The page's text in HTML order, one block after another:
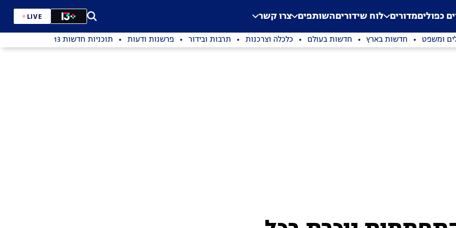
Application error: a
. כפוליםמדורים לוח שידוריםהשותפים צרו קשר LIVE
ומשפט חדשות בארץ חדשות בעולם כלכלה וצרכנות תרבות ובידור פרשנות ודעות תוכניות חדשות 13